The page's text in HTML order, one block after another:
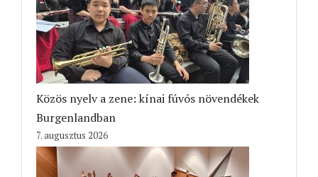
Közös nyelv a zene: kínai fúvós növendékek
Burgenlandban
7. augusztus 2026